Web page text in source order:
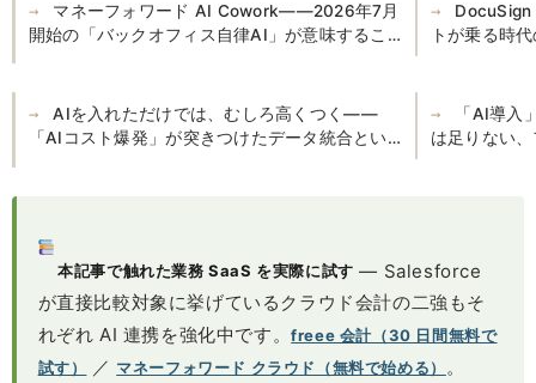
マネーフォワード AI Cowork——2026年7月
開始の「バックオフィス自律AI」が意味するこ
トが乗る時
AIを入れただけでは、むしろ高くつく——
「AIコスト爆発」が突きつけたデータ統合とい
「AI導入
は足りない
本記事で触れた業務 SaaS を実際に試す — Salesforce
が直接比較対象に挙げているクラウド会計の二強もそ
れぞれ AI 連携を強化中です。freee 会計（30 日間無料で
試す）
／ マネーフォワード クラウド（無料で始める） 。